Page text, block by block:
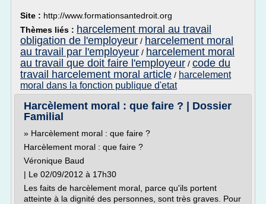
Site : http://www.formationsantedroit.org
Thèmes liés : harcelement moral au travail
obligation de l'employeur / harcelement moral
au travail par l'employeur / harcelement moral
au travail que doit faire l'employeur / code du
travail harcelement moral article / harcelement
moral dans la fonction publique d'etat
Harcèlement moral : que faire ? | Dossier
Familial
» Harcèlement moral : que faire ?
Harcèlement moral : que faire ?
Véronique Baud
| Le 02/09/2012 à 17h30
Les faits de harcèlement moral, parce qu'ils portent
atteinte à la dignité des personnes, sont très graves. Pour